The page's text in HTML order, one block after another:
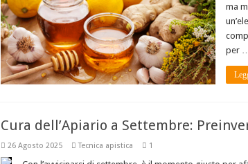
ma
per
Cura dell’Apiario a Settembre:
26 Agosto 2025 Tecnica apistica 1